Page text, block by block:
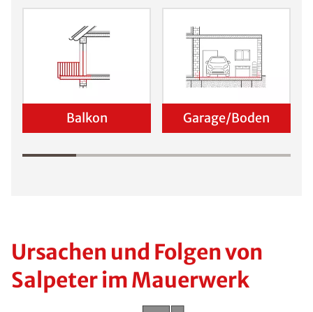
Balkon Garage/Boden
Ursachen und Folgen von
Salpeter im Mauerwerk